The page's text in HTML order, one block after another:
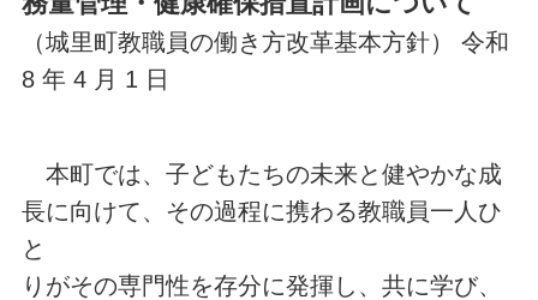
（城里町教職員の働き方改革基本方針） 令和
8 年 4 月 1 日
本町では、子どもたちの未来と健やかな成
長に向けて、その過程に携わる教職員一人ひ
と
りがその専門性を存分に発揮し、共に学び、